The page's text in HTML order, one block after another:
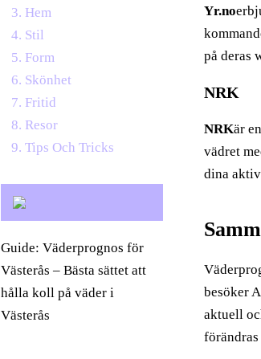
Yr.no
på deras
NRK
NRKär
vädret
dina
besöker
aktuell
förändras
Hem
Stil
Form
Skönhet
Fritid
Resor
Tips Och Tricks
Guide: Väderprognos för
Västerås – Bästa sättet att
hålla koll på väder i
Västerås